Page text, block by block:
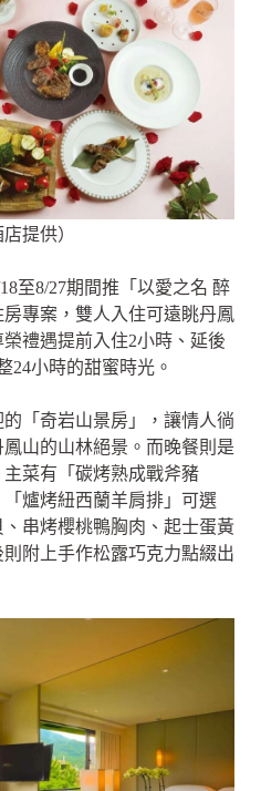
提供）
至8/27期間推「以愛之名 醉
專案，雙人入住可遠眺丹鳳
禮遇提前入住2小時、延後
24小時的甜蜜時光。
「奇岩山景房」，讓情人徜
山的山林絕景。而晚餐則是
菜有「碳烤熟成戰斧豬
爐烤紐西蘭羊肩排」可選
串烤櫻桃鴨胸肉、起士蛋黃
附上手作松露巧克力點綴出